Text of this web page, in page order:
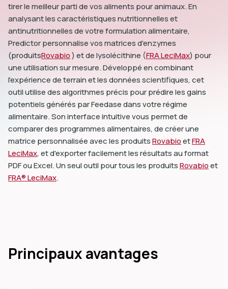
tirer le meilleur parti de vos aliments pour animaux. En
analysant les caractéristiques nutritionnelles et
antinutritionnelles de votre formulation alimentaire,
Predictor personnalise vos matrices d'enzymes
(produitsRovabio) et de lysolécithine (FRA LeciMax) pour
une utilisation sur mesure. Développé en combinant
l'expérience de terrain et les données scientifiques, cet
outil utilise des algorithmes précis pour prédire les gains
potentiels générés par Feedase dans votre régime
alimentaire. Son interface intuitive vous permet de
comparer des programmes alimentaires, de créer une
matrice personnalisée avec les produitsRovabioetFRA
LeciMax, et d'exporter facilement les résultats au format
PDF ou Excel. Un seul outil pour tous les produitsRovabioet
FRA® LeciMax.
Principaux avantages